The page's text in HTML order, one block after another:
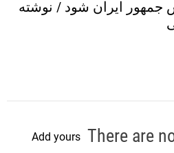
ایران شود / نوشته
Add yours